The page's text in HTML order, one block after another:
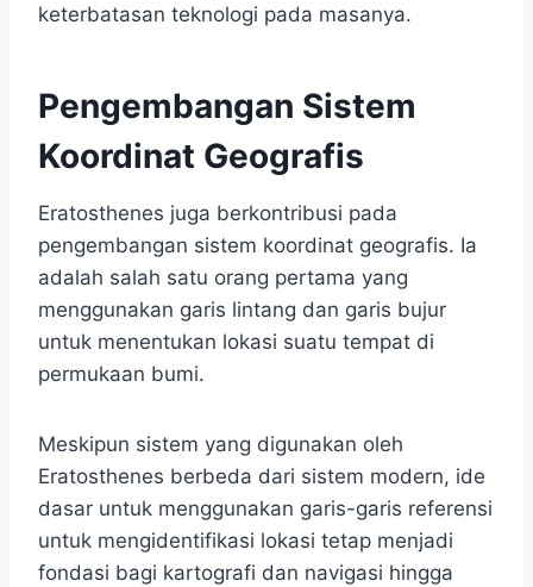
keterbatasan teknologi pada masanya.
Pengembangan Sistem
Koordinat Geografis
Eratosthenes juga berkontribusi pada
pengembangan sistem koordinat geografis. Ia
adalah salah satu orang pertama yang
menggunakan garis lintang dan garis bujur
untuk menentukan lokasi suatu tempat di
permukaan bumi.
Meskipun sistem yang digunakan oleh
Eratosthenes berbeda dari sistem modern, ide
dasar untuk menggunakan garis-garis referensi
untuk mengidentifikasi lokasi tetap menjadi
fondasi bagi kartografi dan navigasi hingga